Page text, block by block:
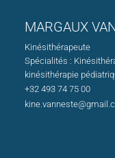
MARGAUX
Kinésithérapeute
Spécialités :
kinésithérapie
+32 493 74 75 00